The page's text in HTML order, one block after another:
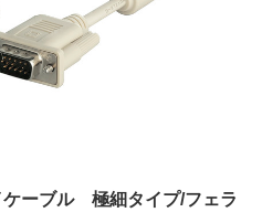
ーブル 極細タイプ/フェラ